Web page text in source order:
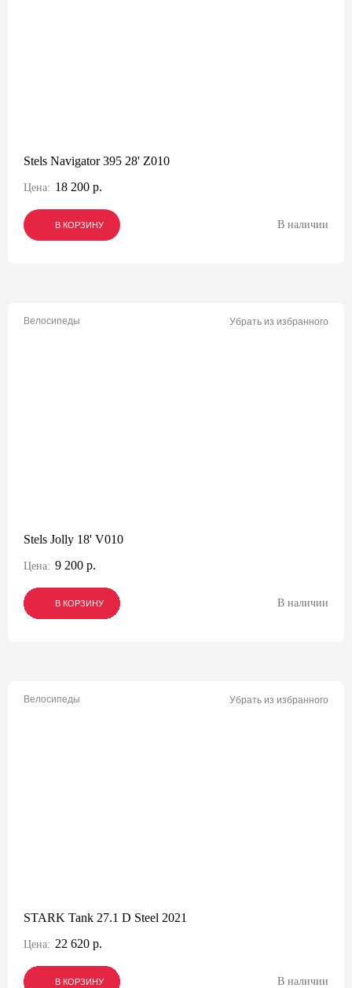
Stels Navigator 395 28' Z010
Цена: 18 200 р.
В КОРЗИНУ
В КОРЗИНУ
В КОРЗИНУ В наличии
Велосипеды Убрать из избранного
Stels Jolly 18' V010
Цена: 9 200 р.
В КОРЗИНУ
В КОРЗИНУ
В КОРЗИНУ В наличии
Велосипеды Убрать из избранного
STARK Tank 27.1 D Steel 2021
Цена: 22 620 р.
В КОРЗИНУ
В КОРЗИНУ
В КОРЗИНУ В наличии